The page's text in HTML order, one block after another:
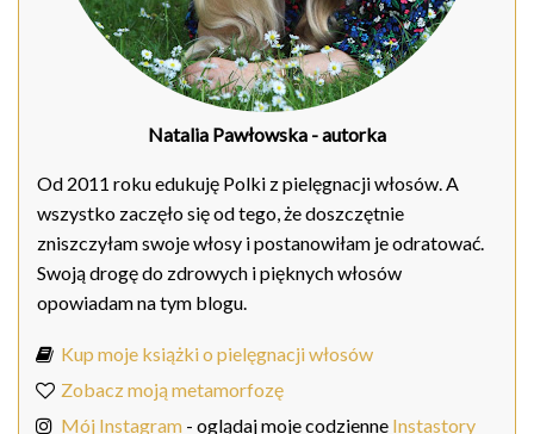
Natalia Pawłowska - autorka
Od 2011 roku edukuję Polki z pielęgnacji włosów. A
wszystko zaczęło się od tego, że doszczętnie
zniszczyłam swoje włosy i postanowiłam je odratować.
Swoją drogę do zdrowych i pięknych włosów
opowiadam na tym blogu.
Kup moje książki o pielęgnacji włosów
Zobacz moją metamorfozę
Mój Instagram - oglądaj moje codzienne Instastory